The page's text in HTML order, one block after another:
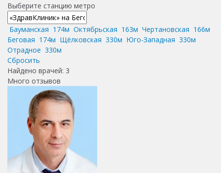
Выберите станцию метро
Бауманская 174м Октябрьская 163м Чертановская 166м
Беговая 174м Щёлковская 330м Юго-Западная 330м
Отрадное 330м
Сбросить
Найдено врачей: 3
Много отзывов